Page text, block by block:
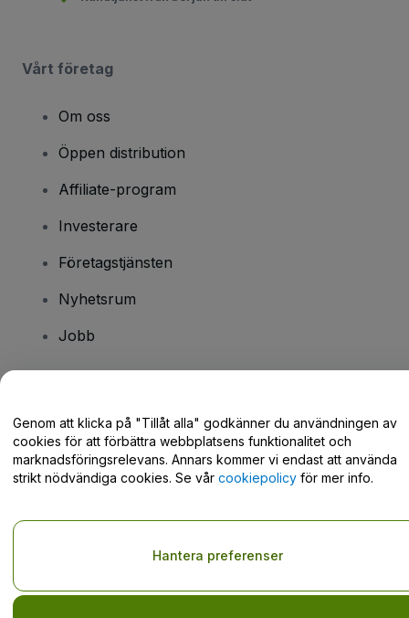
Vårt företag
Om oss
Öppen distribution
Affiliate-program
Investerare
Företagstjänsten
Nyhetsrum
Jobb
Hjälpcenter / Kontakta oss
Copyright © viagogo GmbH 2026 Företagsinformation
Användande av denna webbsida medger godkännande av
mobilsekretesspolicy
Genom att klicka på "Tillåt alla" godkänner du användningen av
cookies för att förbättra webbplatsens funktionalitet och
marknadsföringsrelevans. Annars kommer vi endast att använda
strikt nödvändiga cookies. Se vår cookiepolicy för mer info.
Hantera preferenser